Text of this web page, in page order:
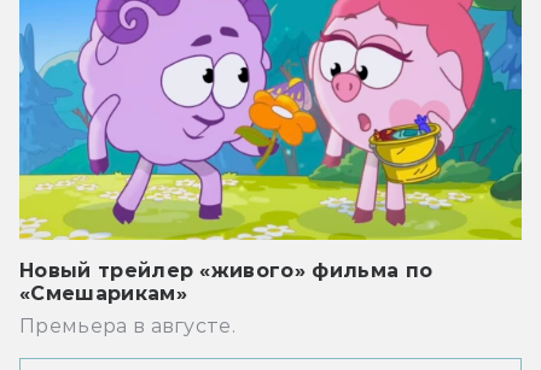
Новый трейлер «живого» фильма по
«Смешарикам»
Премьера в августе.